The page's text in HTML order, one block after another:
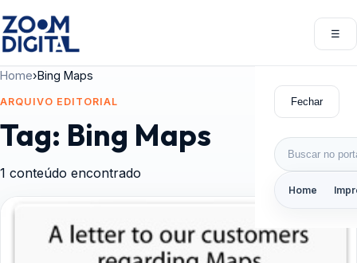
☰
Fechar
Buscar por:
Home
Home›Bing Maps
ARQUIVO EDITORIAL
Tag: Bing Maps
1 conteúdo encontrado